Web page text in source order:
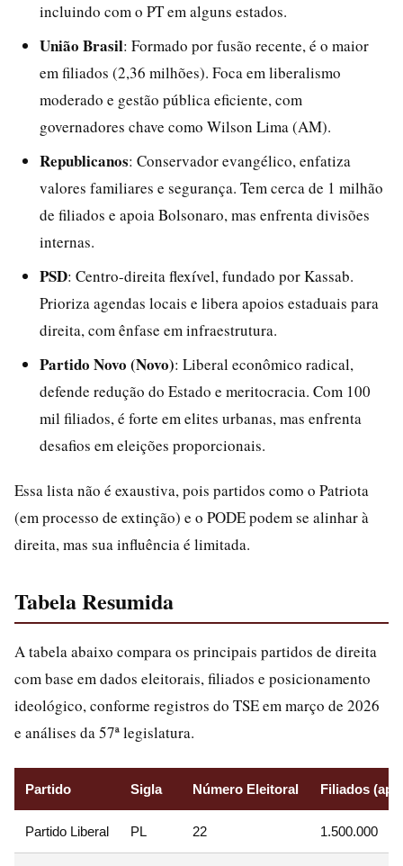
incluindo com o PT em alguns estados.
União Brasil: Formado por fusão recente, é o maior
em filiados (2,36 milhões). Foca em liberalismo
moderado e gestão pública eficiente, com
governadores chave como Wilson Lima (AM).
Republicanos: Conservador evangélico, enfatiza
valores familiares e segurança. Tem cerca de 1 milhão
de filiados e apoia Bolsonaro, mas enfrenta divisões
internas.
PSD: Centro-direita flexível, fundado por Kassab.
Prioriza agendas locais e libera apoios estaduais para
direita, com ênfase em infraestrutura.
Partido Novo (Novo): Liberal econômico radical,
defende redução do Estado e meritocracia. Com 100
mil filiados, é forte em elites urbanas, mas enfrenta
desafios em eleições proporcionais.
Essa lista não é exaustiva, pois partidos como o Patriota
(em processo de extinção) e o PODE podem se alinhar à
direita, mas sua influência é limitada.
Tabela Resumida
A tabela abaixo compara os principais partidos de direita
com base em dados eleitorais, filiados e posicionamento
ideológico, conforme registros do TSE em março de 2026
e análises da 57ª legislatura.
Partido Sigla Número Eleitoral Filiados
Partido Liberal PL 22 1.500.000